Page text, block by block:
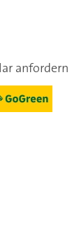
anfordern